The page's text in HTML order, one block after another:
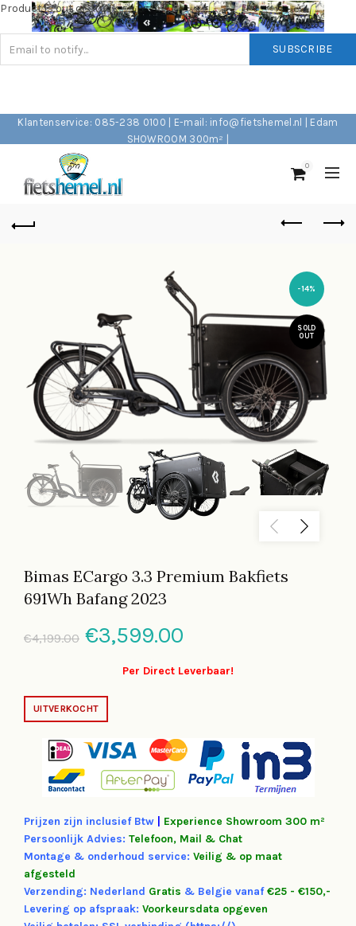
Product is out of stock
SUBSCRIBE
Klantenservice: 085-238 0100 | E-mail: info@fietshemel.nl | Edam
SHOWROOM 300m² |
0
-14%
SOLD
OUT
Bimas ECargo 3.3 Premium Bakfiets
691Wh Bafang 2023
€4,199.00 Oorspronkelijke
prijs
was:
€4,199.00.
€3,599.00
prijs
€3,599.00.
Per Direct Leverbaar!
UITVERKOCHT
Prijzen zijn inclusief Btw Experience Showroom 300 m²
Persoonlijk Advies: Telefoon, Mail & Chat
Montage & onderhoud service: Veilig & op maat
afgesteld
Verzending: Nederland Gratis & Belgie vanaf €25 - €150,-
Levering op afspraak: Voorkeursdata opgeven